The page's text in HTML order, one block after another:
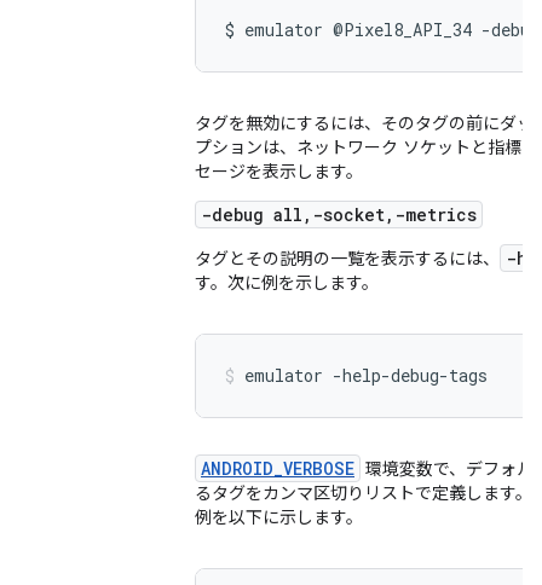
$ emulator @Pixel8_API_34 -
タグを無効にするには、そのタグの前にダ
プションは、ネットワーク ソケットと指標
セージを表示します。
-debug all,-socket,-metrics
タグとその説明の一覧を表示するには、 -
す。次に例を示します。
emulator -help-debug-tags
ANDROID_VERBOSE 環境変数で、デフォル
るタグをカンマ区切りリストで定義します。
例を以下に示します。